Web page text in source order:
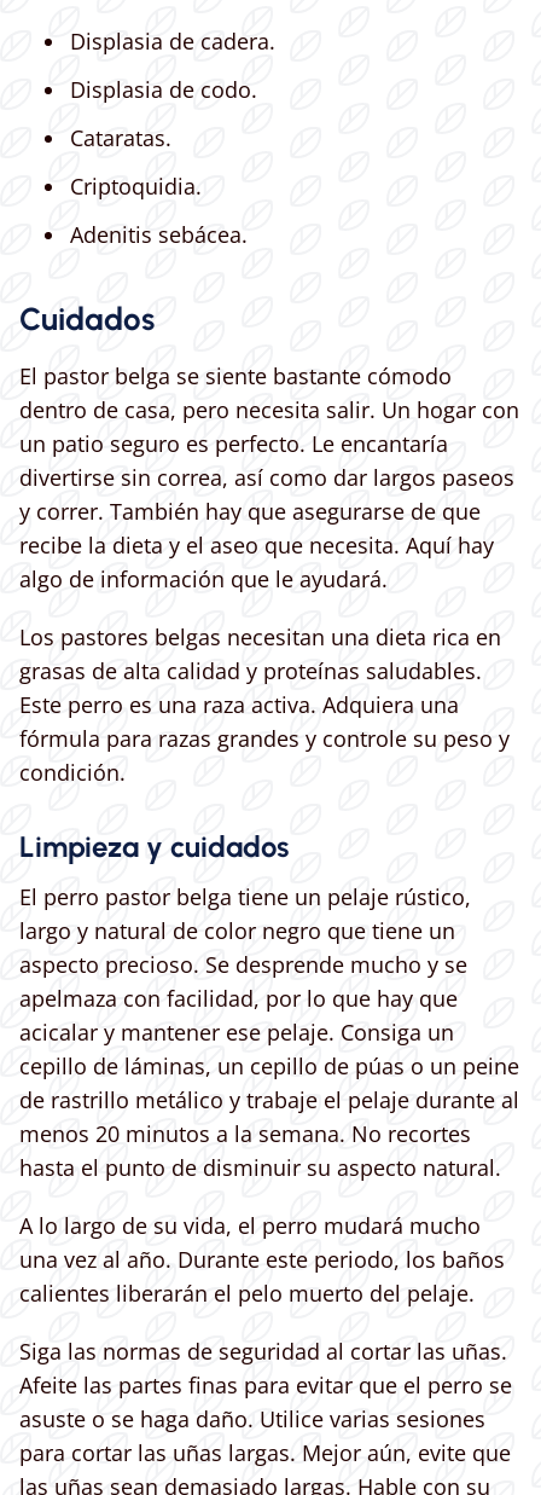
Displasia de cadera.
Displasia de codo.
Cataratas.
Criptoquidia.
Adenitis sebácea.
Cuidados
El pastor belga se siente bastante cómodo
dentro de casa, pero necesita salir. Un hogar con
un patio seguro es perfecto. Le encantaría
divertirse sin correa, así como dar largos paseos
y correr. También hay que asegurarse de que
recibe la dieta y el aseo que necesita. Aquí hay
algo de información que le ayudará.
Los pastores belgas necesitan una dieta rica en
grasas de alta calidad y proteínas saludables.
Este perro es una raza activa. Adquiera una
fórmula para razas grandes y controle su peso y
condición.
Limpieza y cuidados
El perro pastor belga tiene un pelaje rústico,
largo y natural de color negro que tiene un
aspecto precioso. Se desprende mucho y se
apelmaza con facilidad, por lo que hay que
acicalar y mantener ese pelaje. Consiga un
cepillo de láminas, un cepillo de púas o un peine
de rastrillo metálico y trabaje el pelaje durante al
menos 20 minutos a la semana. No recortes
hasta el punto de disminuir su aspecto natural.
A lo largo de su vida, el perro mudará mucho
una vez al año. Durante este periodo, los baños
calientes liberarán el pelo muerto del pelaje.
Siga las normas de seguridad al cortar las uñas.
Afeite las partes finas para evitar que el perro se
asuste o se haga daño. Utilice varias sesiones
para cortar las uñas largas. Mejor aún, evite que
las uñas sean demasiado largas. Hable con su